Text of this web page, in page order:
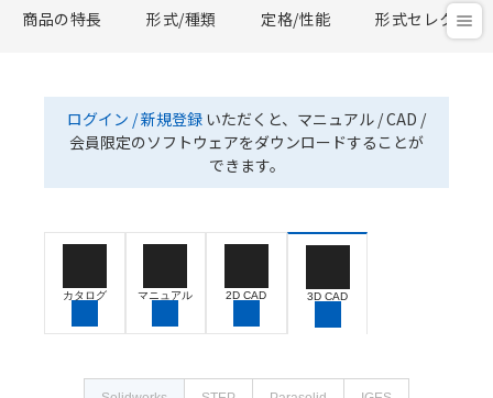
商品の特長 形式/種類 定格/性能 形式セレクタ
ログイン / 新規登録 いただくと、マニュアル / CAD /
会員限定のソフトウェアをダウンロードすることが
できます。
カタログ マニュアル 2D CAD 3D CAD